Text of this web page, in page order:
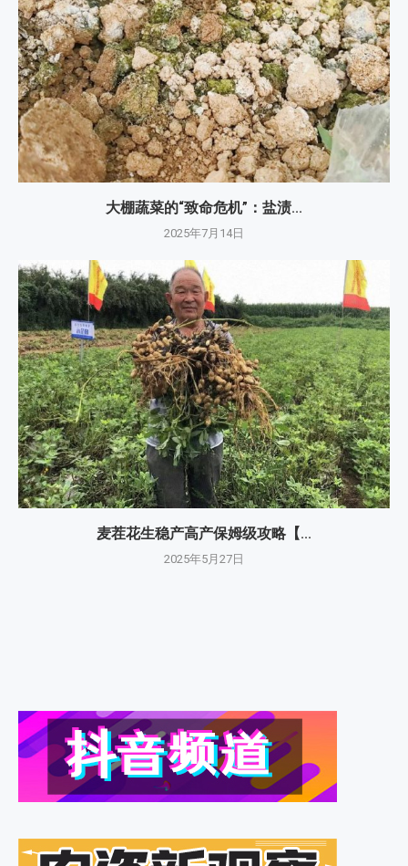
大棚蔬菜的“致命危机”：盐渍...
2025年7月14日
麦茬花生稳产高产保姆级攻略【...
2025年5月27日